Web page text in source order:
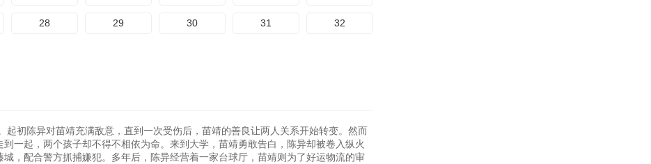
28 29 30 31 32
起初陈异对苗靖充满敌意，直到一次受伤后，苗靖的善良让两人关系开始转变。然而
一起，两个孩子却不得不相依为命。来到大学，苗靖勇敢告白，陈异却被卷入纵火
，配合警方抓捕嫌犯。多年后，陈异经营着一家台球厅，苗靖则为了好运物流的审